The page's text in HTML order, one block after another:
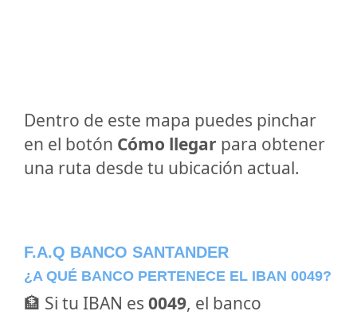
Dentro de este mapa puedes pinchar
en el botón Cómo llegar para obtener
una ruta desde tu ubicación actual.
F.A.Q BANCO SANTANDER
¿A QUÉ BANCO PERTENECE EL IBAN 0049?
🏦 Si tu IBAN es 0049, el banco